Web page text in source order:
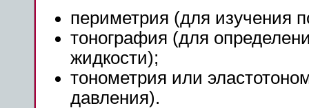
периметрия (для изучения
тонография (для
жидкости);
тонометрия или
давления).